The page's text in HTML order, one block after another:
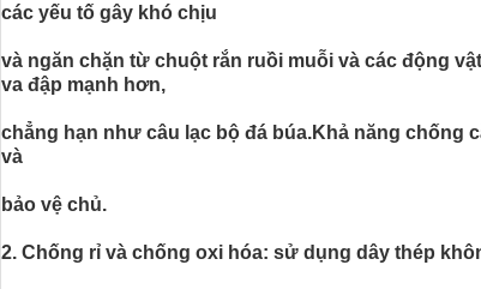
các yếu tố gây khó chịu
và ngăn chặn từ chuột rắn ruồi muỗi và các động
va đập mạnh hơn,
chẳng hạn như câu lạc bộ đá búa.Khả năng chống
và
bảo vệ chủ.
2. Chống rỉ và chống oxi hóa: sử dụng dây thép